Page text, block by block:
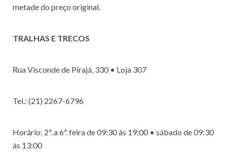
metade do preço original.
TRALHAS E TRECOS
Rua Visconde de Pirajá, 330 • Loja 307
Tel.: (21) 2267-6796
Horário: 2ª. a 6ª. feira de 09:30 às 19:00 • sábado de 09:30
às 13:00